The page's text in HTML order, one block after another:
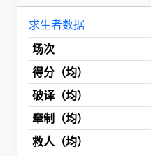
求生者数据
场次
得分（均）
破译（均）
牵制（均）
救人（均）